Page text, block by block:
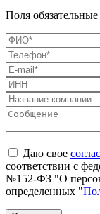
Поля
Даю свое
соответствии с
№152-ФЗ "О
определенных "